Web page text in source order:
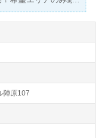
陣原107